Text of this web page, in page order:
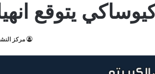
يتوقع
مركز